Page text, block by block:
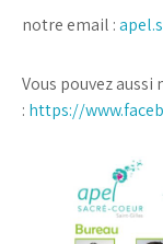
notre email :
Vous pouvez aussi
: https://